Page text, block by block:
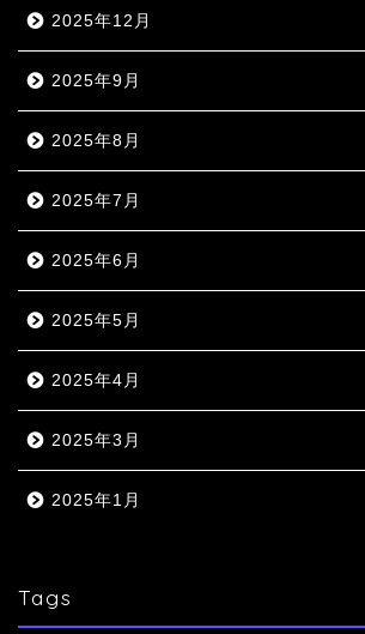
2025年12月
2025年9月
2025年8月
2025年7月
2025年6月
2025年5月
2025年4月
2025年3月
2025年1月
Tags